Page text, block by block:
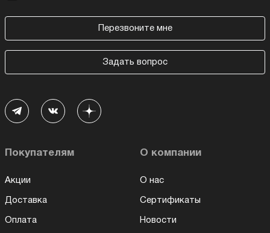
Перезвоните мне
Задать вопрос
Покупателям
Акции
Доставка
Оплата
О компании
О нас
Сертификаты
Новости